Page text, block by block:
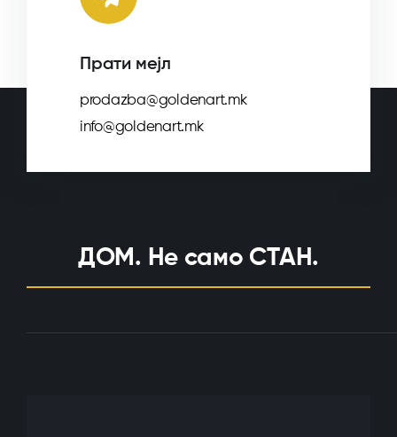
Прати мејл
prodazba@goldenart.mk
info@goldenart.mk
ДОМ. Не само СТАН.